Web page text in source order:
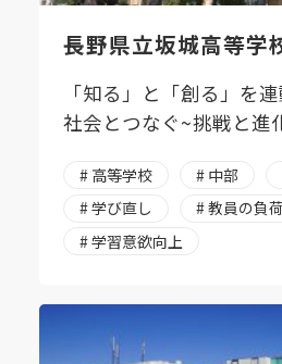
長野県立坂城高等学
「知る」と「創る」を
社会とつなぐ~挑戦と進
# 高等学校 # 中部
# 学び直し
# 教員の負
# 学習意欲向上